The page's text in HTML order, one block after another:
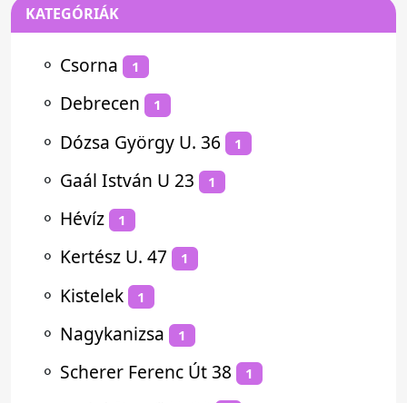
KATEGÓRIÁK
⚬ Csorna 1
⚬ Debrecen 1
⚬ Dózsa György U. 36 1
⚬ Gaál István U 23 1
⚬ Hévíz 1
⚬ Kertész U. 47 1
⚬ Kistelek 1
⚬ Nagykanizsa 1
⚬ Scherer Ferenc Út 38 1